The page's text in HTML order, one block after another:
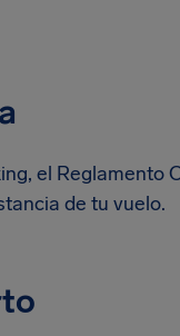
el Reglamento
de tu vuelo.